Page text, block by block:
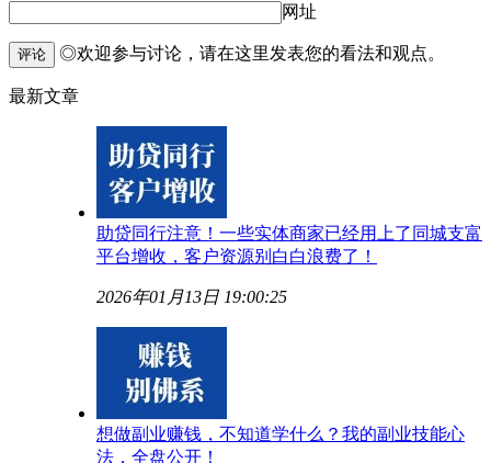
网址
评论 ◎欢迎参与讨论，请在这里发表您的看法和观点。
最新文章
助贷同行注意！一些实体商家已经用上了同城支富
平台增收，客户资源别白白浪费了！
2026年01月13日 19:00:25
想做副业赚钱，不知道学什么？我的副业技能心
法，全盘公开！